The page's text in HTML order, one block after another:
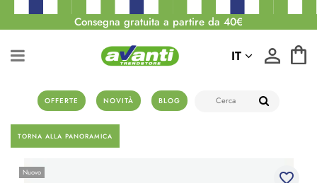
Consegna gratuita a partire da 40€
OFFERTE NOVITÀ BLOG
IT
TORNA ALLA PANORAMICA
Nuovo favorite_border